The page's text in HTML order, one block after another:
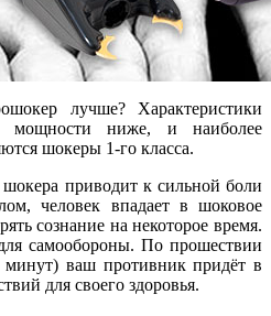
лучше? Характеристики
ниже, и наиболее
шокеры 1-го класса.
шокера приводит к сильной боли
человек впадает в шоковое
сознание на некоторое время.
самообороны. По прошествии
минут) ваш противник придёт в
для своего здоровья.